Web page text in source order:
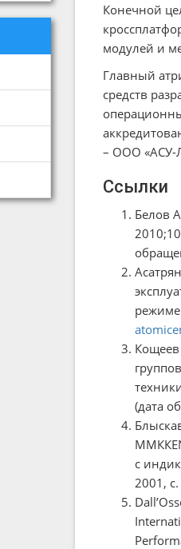
Конечной
модулей и
Главный
средств
– ООО «АСУ-
Ссылки
Белов
(дата
с
2001,